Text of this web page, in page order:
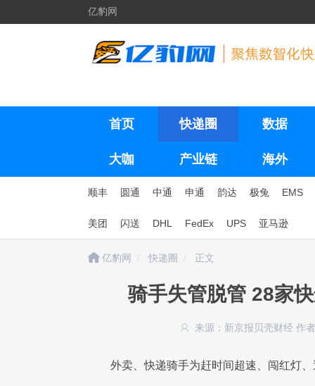
亿豹网
首页 快递圈 数据
大咖 产业链 海外
顺丰 圆通 中通 申通 韵达 极兔 EMS
美团 闪送 DHL FedEx UPS 亚马逊
亿豹网 快递圈 正文
骑手失管脱管 28家
来源：新京报贝壳财经 作
外卖、快递骑手为赶时间超速、闯红灯